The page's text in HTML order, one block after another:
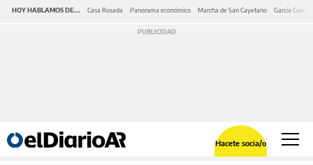
HOY HABLAMOS DE... Casa Rosada Panorama económico Marcha de San Cayetano García Cuerva
Hacete socia/o